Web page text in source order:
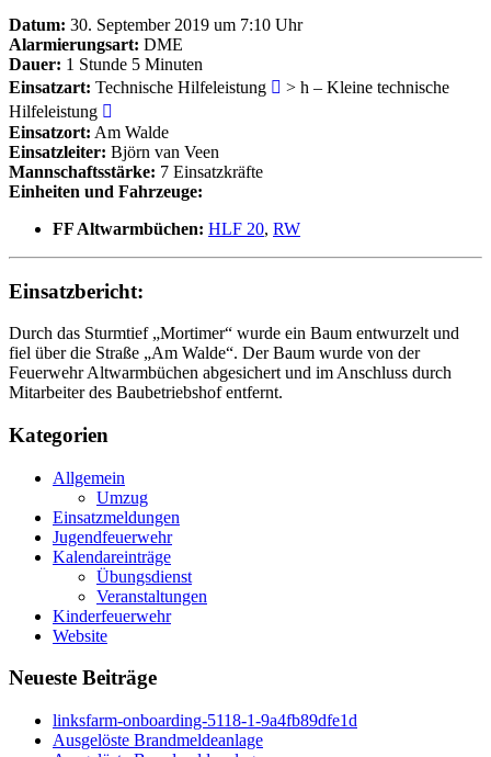
Datum: 30. September 2019 um 7:10 Uhr
Alarmierungsart: DME
Dauer: 1 Stunde 5 Minuten
Einsatzart: Technische Hilfeleistung
> h – Kleine technische
Hilfeleistung
Einsatzort: Am Walde
Einsatzleiter: Björn van Veen
Mannschaftsstärke: 7 Einsatzkräfte
Einheiten und Fahrzeuge:
FF Altwarmbüchen: HLF 20, RW
Einsatzbericht:
Durch das Sturmtief „Mortimer“ wurde ein Baum entwurzelt und
fiel über die Straße „Am Walde“. Der Baum wurde von der
Feuerwehr Altwarmbüchen abgesichert und im Anschluss durch
Mitarbeiter des Baubetriebshof entfernt.
Kategorien
Allgemein
Umzug
Einsatzmeldungen
Jugendfeuerwehr
Kalendareinträge
Übungsdienst
Veranstaltungen
Kinderfeuerwehr
Website
Neueste Beiträge
linksfarm-onboarding-5118-1-9a4fb89dfe1d
Ausgelöste Brandmeldeanlage